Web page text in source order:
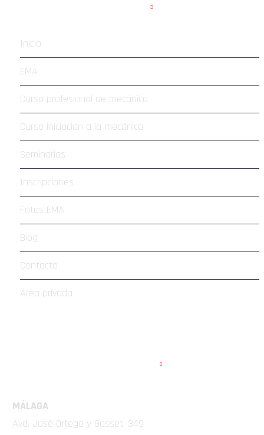
Inicio
EMA
Curso profesional de mecánica
Curso iniciación a la mecánica
Seminarios
Inscripciones
Fotos EMA
Blog
Contacto
Área privada
MÁLAGA
Avd. José Ortega y Gasset, 349